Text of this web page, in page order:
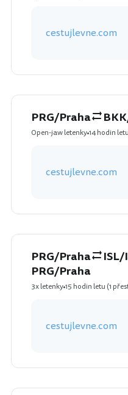
cestujlevne.com
PRG/Praha
Open-jaw letenky14 hodin letu
cestujlevne.com
PRG/Praha
PRG/Praha
3x letenky15 hodin letu (1
cestujlevne.com